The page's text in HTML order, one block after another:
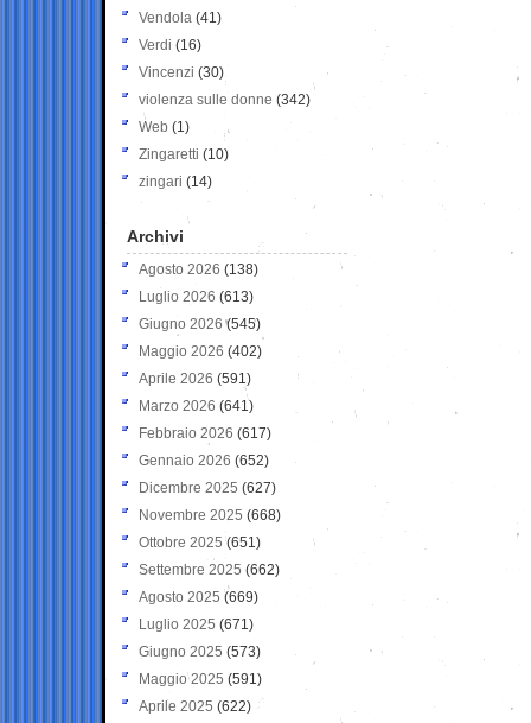
Vendola (41)
Verdi (16)
Vincenzi (30)
violenza sulle donne (342)
Web (1)
Zingaretti (10)
zingari (14)
Archivi
Agosto 2026 (138)
Luglio 2026 (613)
Giugno 2026 (545)
Maggio 2026 (402)
Aprile 2026 (591)
Marzo 2026 (641)
Febbraio 2026 (617)
Gennaio 2026 (652)
Dicembre 2025 (627)
Novembre 2025 (668)
Ottobre 2025 (651)
Settembre 2025 (662)
Agosto 2025 (669)
Luglio 2025 (671)
Giugno 2025 (573)
Maggio 2025 (591)
Aprile 2025 (622)